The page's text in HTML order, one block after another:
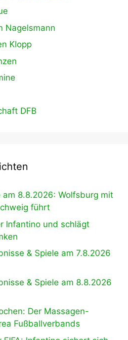
Nagelsmann
Klopp
DFB
am 8.8.2026: Wolfsburg mit
führt
Infantino und schlägt
& Spiele am 7.8.2026
& Spiele am 8.8.2026
Der Massagen-
Fußballverbands